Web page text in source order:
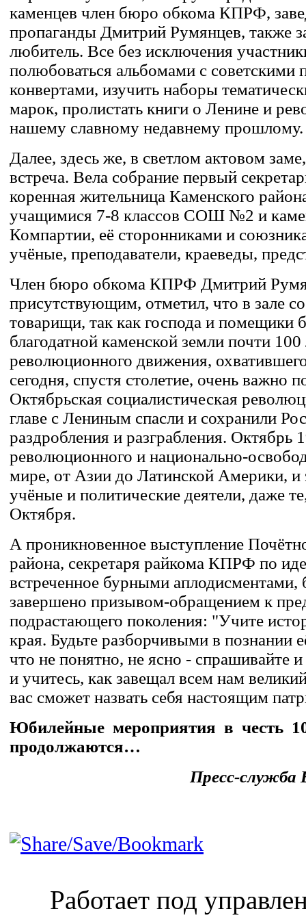
каменцев член бюро обкома КПРФ,
пропаганды Дмитрий Румянцев, также
любитель. Все без исключения
полюбоваться альбомами с советскими
конвертами, изучить наборы
марок, пролистать книги о Ленине и
нашему славному недавнему прошлому.
Далее, здесь же, в светлом актовом
встреча. Вела собрание первый
коренная жительница Каменского
учащимися 7-8 классов СОШ №2 и
Компартии, её сторонниками и
учёные, преподаватели, краеведы,
Член бюро обкома КПРФ Дмитрий
присутствующим, отметил, что в зале
товарищи, так как господа и помещики
благодатной каменской земли почти
революционного движения,
сегодня, спустя столетие, очень важно
Октябрьская социалистическая
главе с Лениным спасли и сохранили
раздробления и разграбления.
революционного и национально-
мире, от Азии до Латинской Америки, и
учёные и политические деятели, даже
Октября.
А проникновенное выступление
района, секретаря райкома КПРФ по
встреченное бурными
завершено призывом-обращением к
подрастающего поколения: "Учите
края. Будьте разборчивыми в познании
что не понятно, не ясно - спрашивайте
и учитесь, как завещал всем нам
вас сможет назвать себя настоящим
Юбилейные мероприятия в честь
продолжаются…
Пресс-служба
Работает под